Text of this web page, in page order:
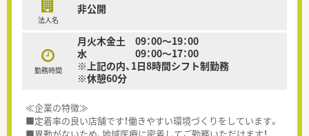
法人名
非公開
勤務時間
月火木金土 09：00～19：00
水 09：00～17：00
※上記の内、1日8時間シフト制勤務
※休憩60分
≪企業の特徴≫
■定着率の良い店舗です！働きやすい環境づくりをしています。